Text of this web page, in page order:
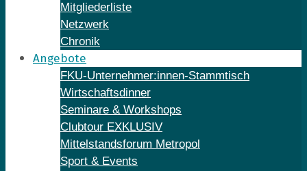
Mitgliederliste
Netzwerk
Chronik
Angebote
FKU-Unternehmer:innen-Stammtisch
Wirtschaftsdinner
Seminare & Workshops
Clubtour EXKLUSIV
Mittelstandsforum Metropol
Sport & Events